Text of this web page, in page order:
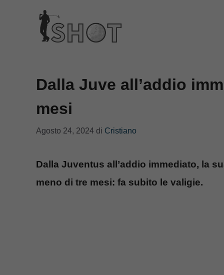
contenuto
Dalla Juve all’addio
mesi
Agosto 24, 2024 di Cristiano
Dalla Juventus all’addio immediato, la
meno di tre mesi: fa subito le valigie.